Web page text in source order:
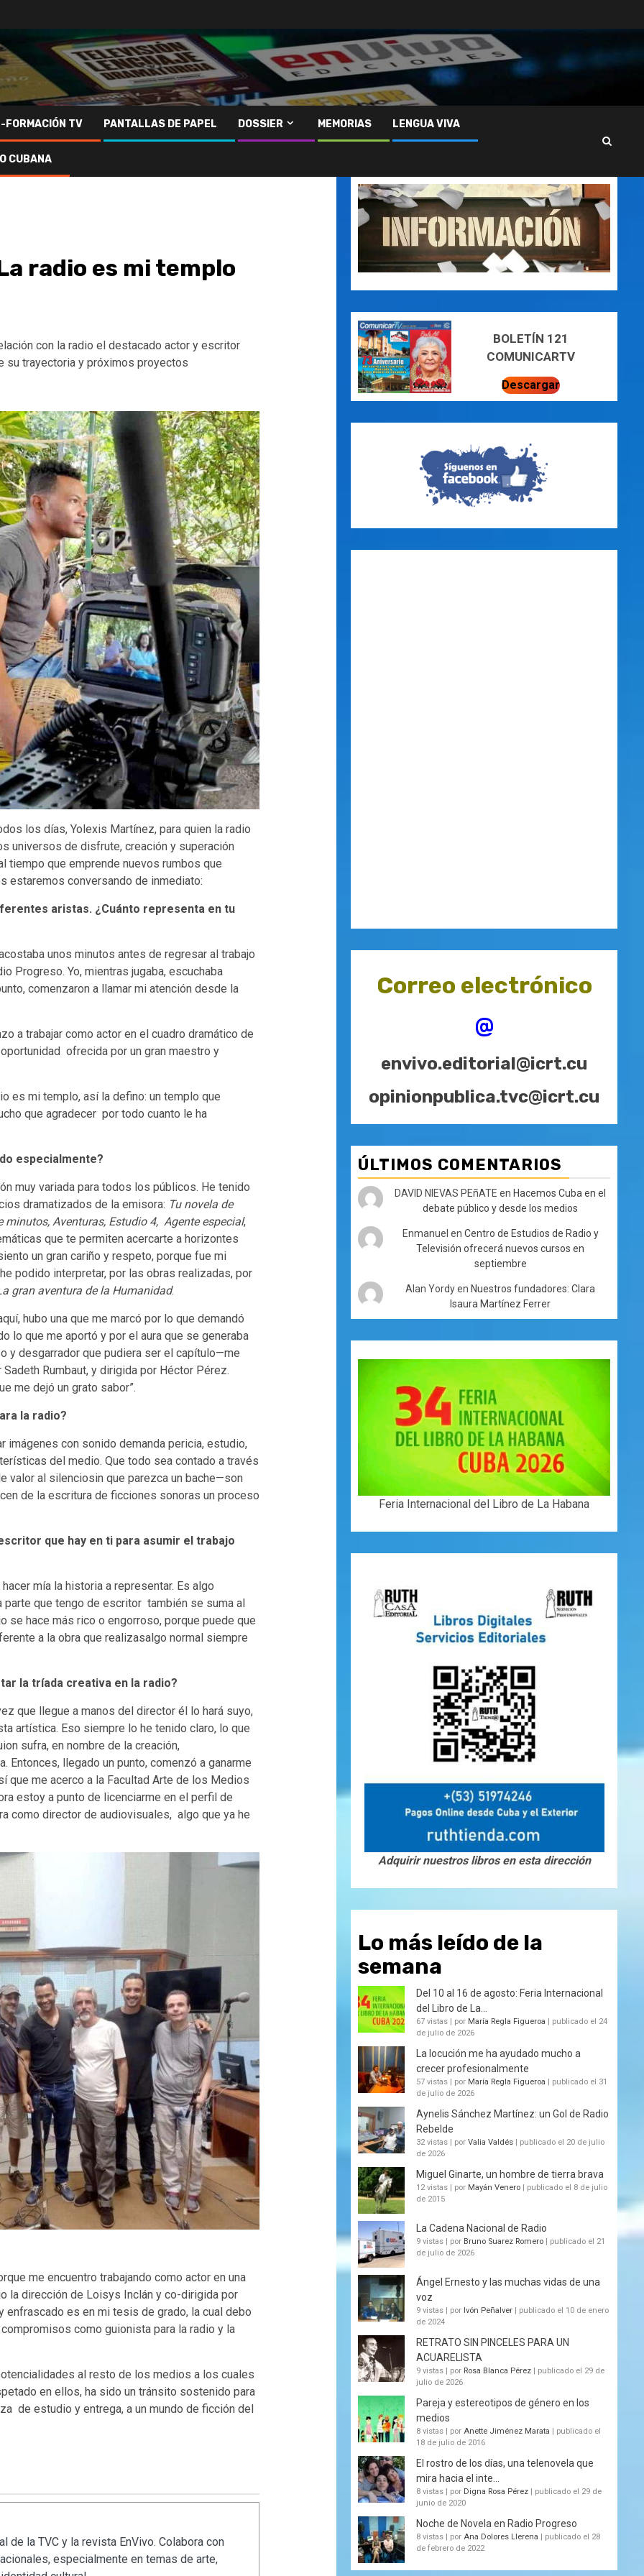
FORMACIÓN TV PANTALLAS DE PAPEL DOSSIER MEMORIAS LENGUA VIVA
CUBANA
radio es mi templo
con la radio el destacado actor y escritor
su trayectoria y próximos proyectos
los días, Yolexis Martínez, para quien la radio
universos de disfrute, creación y superación
tiempo que emprende nuevos rumbos que
estaremos conversando de inmediato:
aristas. ¿Cuánto representa en tu
unos minutos antes de regresar al trabajo
Progreso. Yo, mientras jugaba, escuchaba
comenzaron a llamar mi atención desde la
a trabajar como actor en el cuadro dramático de
ofrecida por un gran maestro y
es mi templo, así la defino: un templo que
que agradecer por todo cuanto le ha
especialmente?
muy variada para todos los públicos. He tenido
dramatizados de la emisora: Tu novela de
Aventuras, Estudio 4, Agente especial,
que te permiten acercarte a horizontes
un gran cariño y respeto, porque fue mi
podido interpretar, por las obras realizadas, por
gran aventura de la Humanidad.
hubo una que me marcó por lo que demandó
lo que me aportó y por el aura que se generaba
y desgarrador que pudiera ser el capítulo—me
Sadeth Rumbaut, y dirigida por Héctor Pérez.
me dejó un grato sabor”.
la radio?
imágenes con sonido demanda pericia, estudio,
del medio. Que todo sea contado a través
al silenciosin que parezca un bache—son
de la escritura de ficciones sonoras un proceso
que hay en ti para asumir el trabajo
mía la historia a representar. Es algo
que tengo de escritor también se suma al
se hace más rico o engorroso, porque puede que
a la obra que realizasalgo normal siempre
la tríada creativa en la radio?
que llegue a manos del director él lo hará suyo,
artística. Eso siempre lo he tenido claro, lo que
sufra, en nombre de la creación,
llegado un punto, comenzó a ganarme
que me acerco a la Facultad Arte de los Medios
estoy a punto de licenciarme en el perfil de
como director de audiovisuales, algo que ya he
me encuentro trabajando como actor en una
la dirección de Loisys Inclán y co-dirigida por
enfrascado es en mi tesis de grado, la cual debo
como guionista para la radio y la
al resto de los medios a los cuales
en ellos, ha sido un tránsito sostenido para
de estudio y entrega, a un mundo de ficción del
de la TVC y la revista EnVivo. Colabora con
especialmente en temas de arte,
BOLETÍN 121
COMUNICARTV
Descargar
Correo electrónico
@
envivo.editorial@icrt.cu
opinionpublica.tvc@icrt.cu
ÚLTIMOS COMENTARIOS
DAVID NIEVAS PEñATE en Hacemos Cuba en el
debate público y desde los medios
Enmanuel en Centro de Estudios de Radio y
Televisión ofrecerá nuevos cursos en
septiembre
Alan Yordyen Nuestros fundadores: Clara
Isaura Martínez Ferrer
Feria Internacional del Libro de La Habana
Adquirir nuestros libros en esta dirección
Lo más leído de la
semana
Del 10 al 16 de agosto: Feria Internacional
del Libro de La...
67 vistas | por María Regla Figueroa | publicado el 24
de julio de 2026
La locución me ha ayudado mucho a
crecer profesionalmente
57 vistas | por María Regla Figueroa | publicado el 31
de julio de 2026
Aynelis Sánchez Martínez: un Gol de Radio
Rebelde
32 vistas | por Valia Valdés | publicado el 20 de julio
de 2026
Miguel Ginarte, un hombre de tierra brava
12 vistas | por Mayán Venero | publicado el 8 de julio
de 2015
La Cadena Nacional de Radio
9 vistas | por Bruno Suarez Romero | publicado el 21
de julio de 2026
Ángel Ernesto y las muchas vidas de una
voz
9 vistas | por Ivón Peñalver | publicado el 10 de enero
de 2024
RETRATO SIN PINCELES PARA UN
ACUARELISTA
9 vistas | por Rosa Blanca Pérez | publicado el 29 de
julio de 2026
Pareja y estereotipos de género en los
medios
8 vistas | por Anette Jiménez Marata | publicado el
18 de julio de 2016
El rostro de los días, una telenovela que
mira hacia el inte...
8 vistas | por Digna Rosa Pérez | publicado el 29 de
junio de 2020
Noche de Novela en Radio Progreso
8 vistas | por Ana Dolores Llerena | publicado el 28
de febrero de 2022